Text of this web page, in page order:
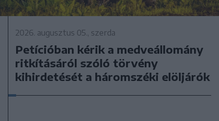
2026. augusztus 05., szerda
Petícióban kérik a medveállomány
ritkításáról szóló törvény
kihirdetését a háromszéki elöljárók